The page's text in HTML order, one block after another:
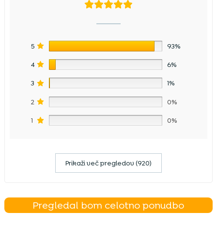
5 93%
4 6%
3 1%
2 0%
1 0%
Prikaži več pregledov (920)
Pregledal bom celotno ponudbo